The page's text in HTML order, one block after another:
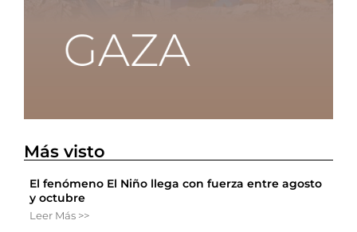
Más visto
El fenómeno El Niño llega con fuerza entre agosto
y octubre
Leer Más >>